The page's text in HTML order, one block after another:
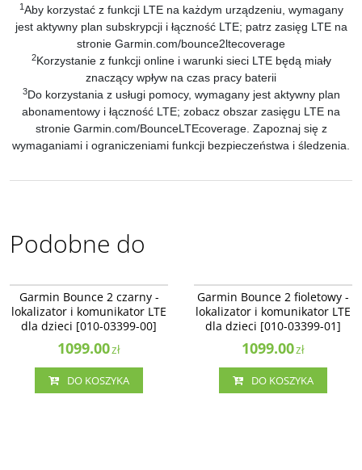
1Aby korzystać z funkcji LTE na każdym urządzeniu, wymagany
jest aktywny plan subskrypcji i łączność LTE; patrz zasięg LTE na
stronie Garmin.com/bounce2ltecoverage
2Korzystanie z funkcji online i warunki sieci LTE będą miały
znaczący wpływ na czas pracy baterii
3Do korzystania z usługi pomocy, wymagany jest aktywny plan
abonamentowy i łączność LTE; zobacz obszar zasięgu LTE na
stronie Garmin.com/BounceLTEcoverage. Zapoznaj się z
wymaganiami i ograniczeniami funkcji bezpieczeństwa i śledzenia.
Podobne do
NOWOŚĆ
Garmin Bounce 2 czarny -
lokalizator i komunikator LTE
dla dzieci [010-03399-00]
1099.00zł
DO KOSZYKA
NOWOŚĆ BESTSELLER
Garmin Bounce 2 fioletowy -
lokalizator i komunikator LTE
dla dzieci [010-03399-01]
1099.00zł
DO KOSZYKA